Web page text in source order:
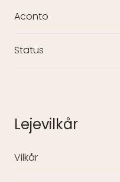
Aconto
Status
Lejevilkår
Vilkår